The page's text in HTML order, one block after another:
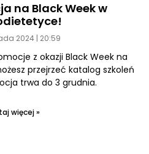
na Black Week w
2024 20:59
z okazji Black Week na
przejrzeć katalog szkoleń
trwa do 3 grudnia.
więcej »